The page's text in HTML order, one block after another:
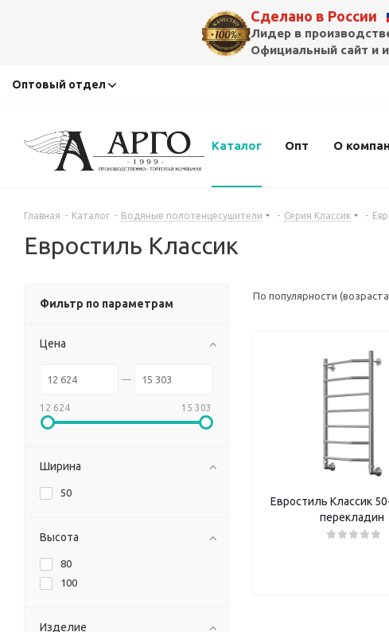
Сделано в России
Лидер в
Официальный сайт и
Оптовый отдел
Каталог Опт О
Главная - Каталог - Водяные полотенцесушители - Серия Классик -
Евростиль Классик
По популярности
Евростиль Классик
перекладин
Фильтр по параметрам
Цена
12 624 15 303
Ширина
50
Высота
80
100
Изделие